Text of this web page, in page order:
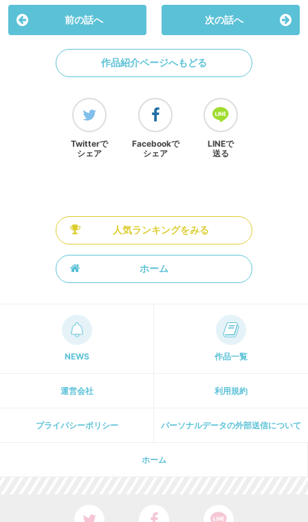
前の話へ 次の話へ
作品紹介ページへもどる
Twitterで
シェア
Facebookで
シェア
LINEで
送る
人気ランキングをみる
ホーム
NEWS 作品一覧
運営会社 利用規約
プライパシーポリシー パーソナルデータの外部送信について
ホーム